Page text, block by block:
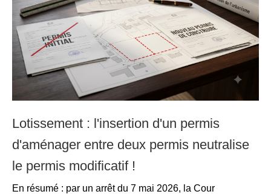
Lotissement : l'insertion d'un permis
d'aménager entre deux permis neutralise
le permis modificatif !
En résumé : par un arrêt du 7 mai 2026, la Cour